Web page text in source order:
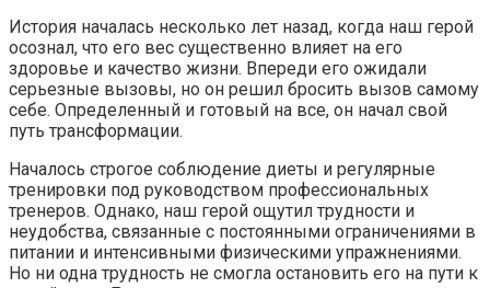
История началась несколько лет назад, когда наш герой
осознал, что его вес существенно влияет на его
здоровье и качество жизни. Впереди его ожидали
серьезные вызовы, но он решил бросить вызов самому
себе. Определенный и готовый на все, он начал свой
путь трансформации.
Началось строгое соблюдение диеты и регулярные
тренировки под руководством профессиональных
тренеров. Однако, наш герой ощутил трудности и
неудобства, связанные с постоянными ограничениями в
питании и интенсивными физическими упражнениями.
Но ни одна трудность не смогла остановить его на пути к